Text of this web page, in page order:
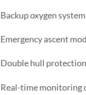
Backup oxygen system
Emergency ascent
Double hull
Real-time monitoring